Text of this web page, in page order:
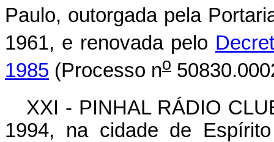
Paulo, outorgada pela
1961, e renovada pelo
1985 (Processo no
XXI - PINHAL RÁDIO
1994, na cidade de